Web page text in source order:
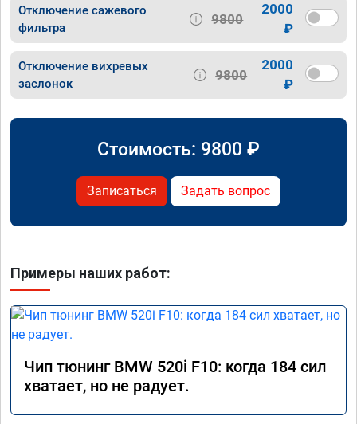
Отключение сажевого
фильтра
9800
2000
₽
Отключение вихревых
заслонок
9800
2000
₽
Стоимость: 9800 ₽
Записаться Задать вопрос
Примеры наших работ:
Чип тюнинг BMW 520i F10: когда 184 сил
хватает, но не радует.